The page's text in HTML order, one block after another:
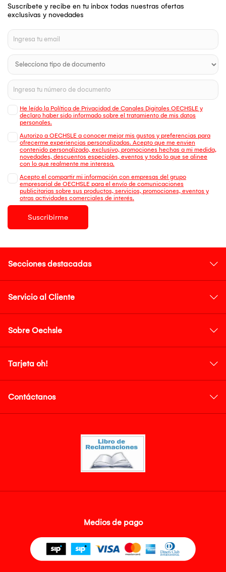
Suscríbete y recibe en tu inbox todas nuestras ofertas
exclusivas y novedades
He leído la Política de Privacidad de Canales Digitales OECHSLE y
declaro haber sido informado sobre el tratamiento de mis datos
personales.
Autorizo a OECHSLE a conocer mejor mis gustos y preferencias para
ofrecerme experiencias personalizadas. Acepto que me envien
contenido personalizado, exclusivo, promociones hechas a mi medida,
novedades, descuentos especiales, eventos y todo lo que se alinee
con lo que realmente me interesa.
Acepto el compartir mi información con empresas del grupo
empresarial de OECHSLE para el envío de comunicaciones
publicitarias sobre sus productos, servicios, promociones, eventos y
otras actividades comerciales de interés.
Suscribirme
Secciones destacadas
Servicio al Cliente
Sobre Oechsle
Tarjeta oh!
Contáctanos
Medios de pago